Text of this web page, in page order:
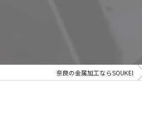
短納期
奈良の金属加工ならSOUKEI